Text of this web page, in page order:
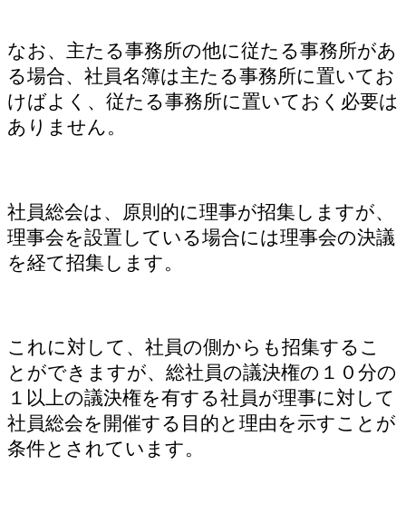
なお、主たる事務所の他に従たる事務所があ
る場合、社員名簿は主たる事務所に置いてお
けばよく、従たる事務所に置いておく必要は
ありません。
社員総会は、原則的に理事が招集しますが、
理事会を設置している場合には理事会の決議
を経て招集します。
これに対して、社員の側からも招集するこ
とができますが、総社員の議決権の１０分の
１以上の議決権を有する社員が理事に対して
社員総会を開催する目的と理由を示すことが
条件とされています。